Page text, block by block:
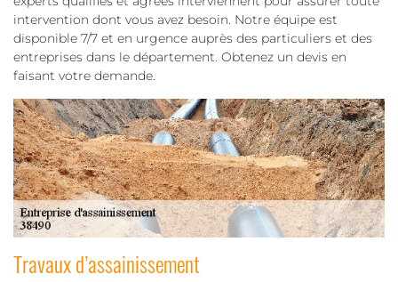
intervention dont vous avez besoin. Notre équipe est
disponible 7/7 et en urgence auprès des particuliers et des
entreprises dans le département. Obtenez un devis en
faisant votre demande.
Travaux d’assainissement